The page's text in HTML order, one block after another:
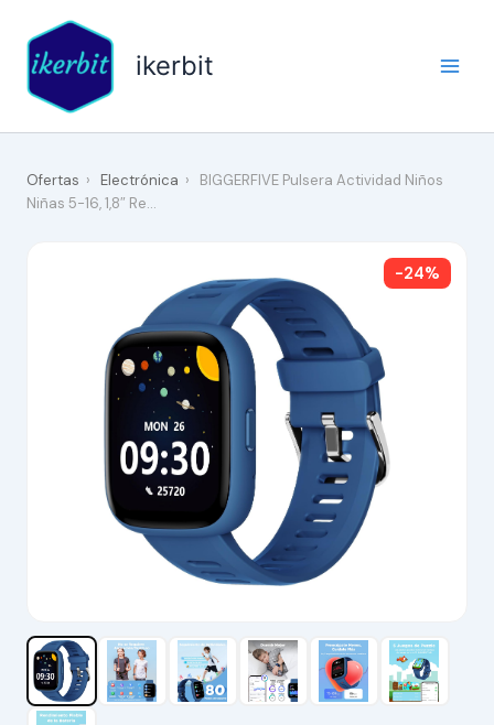
contenido
ikerbit
Ofertas › Electrónica ›
BIGGERFIVE Pulsera Actividad Niños
Niñas 5-16, 1,8″ Re…
-24%